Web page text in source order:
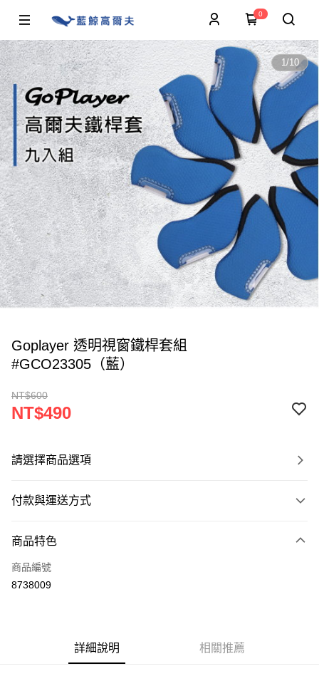
0
1/10
Goplayer 透明視窗鐵桿套組
#GCO23305（藍）
NT$600
NT$490
請選擇商品選項
付款與運送方式
信用卡一次付款
超商取貨付款
商品特色
商品編號
8738009
詳細說明 相關推薦